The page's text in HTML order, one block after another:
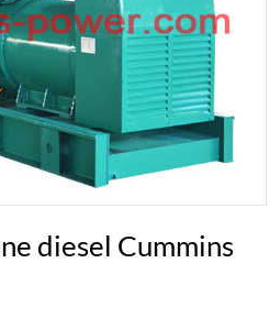
diesel Cummins